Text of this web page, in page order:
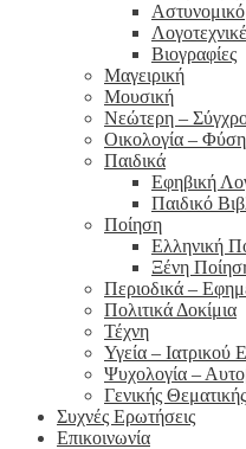
Αστυνομικό
Βιογραφίες
Μαγειρική
Μουσική
Νεώτερη –
Οικολογία – Φύση
Παιδικά
Εφηβική
Παιδικό
Ποίηση
Ελληνική
Ξένη
Περιοδικά –
Πολιτικά Δοκίμια
Τέχνη
Υγεία – Ιατρικού
Ψυχολογία –
Γενικής Θεματικής
Συχνές Ερωτήσεις
Επικοινωνία